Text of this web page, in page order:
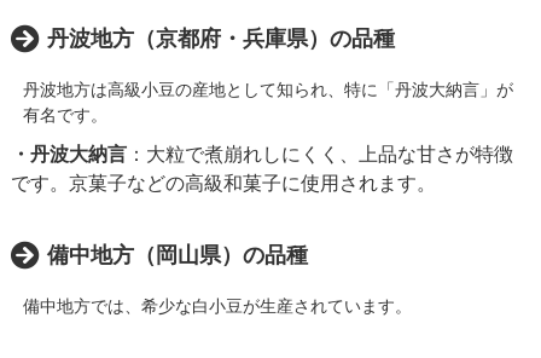
丹波地方（京都府・兵庫県）の品種
丹波地方は高級小豆の産地として知られ、特に「丹波大納言」が
有名です。
・丹波大納言：​大粒で煮崩れしにくく、上品な甘さが特徴
です。京菓子などの高級和菓子に使用されます。
備中地方（岡山県）の品種
備中地方では、希少な白小豆が生産されています。